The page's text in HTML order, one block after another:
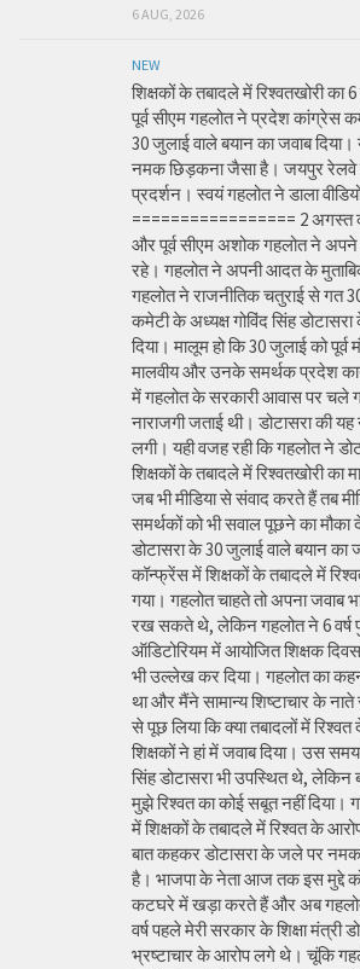
6 AUG, 2026
NEW
शिक्षकों के तबादले में रिश्वतखोरी का 6
पूर्व सीएम गहलोत ने प्रदेश कांग्रेस
30 जुलाई वाले बयान का जवाब
नमक छिड़कना जैसा है। जयपुर रेलवे
प्रदर्शन। स्वयं गहलोत ने डाला
================= 2 अगस्त
और पूर्व सीएम अशोक गहलोत ने अपने
रहे। गहलोत ने अपनी आदत के
गहलोत ने राजनीतिक चतुराई से गत
कमेटी के अध्यक्ष गोविंद सिंह
दिया। मालूम हो कि 30 जुलाई को पूर्व
मालवीय और उनके समर्थक प्रदेश
में गहलोत के सरकारी आवास पर चले
नाराजगी जताई थी। डोटासरा की
लगी। यही वजह रही कि गहलोत ने
शिक्षकों के तबादले में रिश्वतखोरी का
जब भी मीडिया से संवाद करते हैं तब
समर्थकों को भी सवाल पूछने का
डोटासरा के 30 जुलाई वाले बयान का
कॉन्फ्रेंस में शिक्षकों के तबादले में
गया। गहलोत चाहते तो अपना जवाब
रख सकते थे, लेकिन गहलोत ने 6 वर्ष
ऑडिटोरियम में आयोजित शिक्षक
भी उल्लेख कर दिया। गहलोत का
था और मैंने सामान्य शिष्टाचार के नाते
से पूछ लिया कि क्या तबादलों में
शिक्षकों ने हां में जवाब दिया। उस समय
सिंह डोटासरा भी उपस्थित थे, लेकिन
मुझे रिश्वत का कोई सबूत नहीं दिया।
में शिक्षकों के तबादले में रिश्वत के
बात कहकर डोटासरा के जले पर नमक
है। भाजपा के नेता आज तक इस मुद्दे
कटघरे में खड़ा करते हैं और अब गहलोत
वर्ष पहले मेरी सरकार के शिक्षा मंत्री
भ्रष्टाचार के आरोप लगे थे। चूंकि